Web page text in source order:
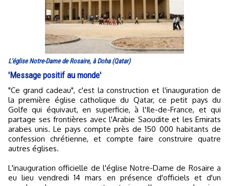
L'église Notre-Dame de Rosaire, à Doha (Qatar)
'Message positif au monde'
"Ce grand cadeau", c'est la construction et l'inauguration de
la première église catholique du Qatar, ce petit pays du
Golfe qui équivaut, en superficie, à l'Ile-de-France, et qui
partage ses frontières avec l'Arabie Saoudite et les Emirats
arabes unis. Le pays compte près de 150 000 habitants de
confession chrétienne, et compte faire construire quatre
autres églises.
L'inauguration officielle de l'église Notre-Dame de Rosaire a
eu lieu vendredi 14 mars en présence d'officiels et d'un